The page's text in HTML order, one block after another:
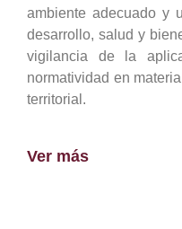
ambiente adecuado y
desarrollo, salud y
vigilancia de la
normatividad en
territorial.
Ver más